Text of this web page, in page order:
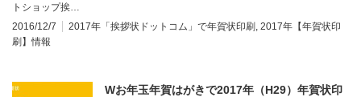
トショップ挨…
2016/12/7
2017年「挨拶状ドットコム」で年賀状印刷 2017年【年賀状印
刷】情報
Wお年玉年賀はがきで2017年（H29）年賀状印